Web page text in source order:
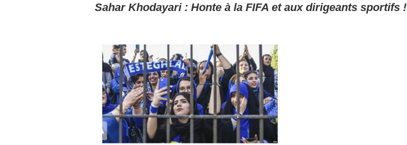
Sahar Khodayari : Honte à la FIFA et aux dirigeants sportifs !